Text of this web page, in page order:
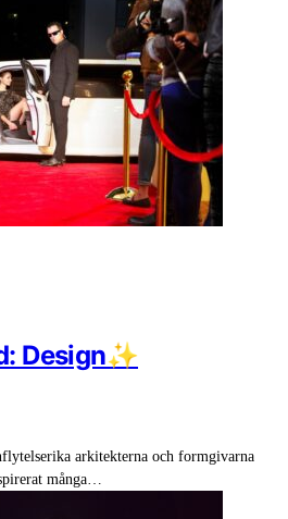
Design✨
arkitekterna och formgivarna
många…